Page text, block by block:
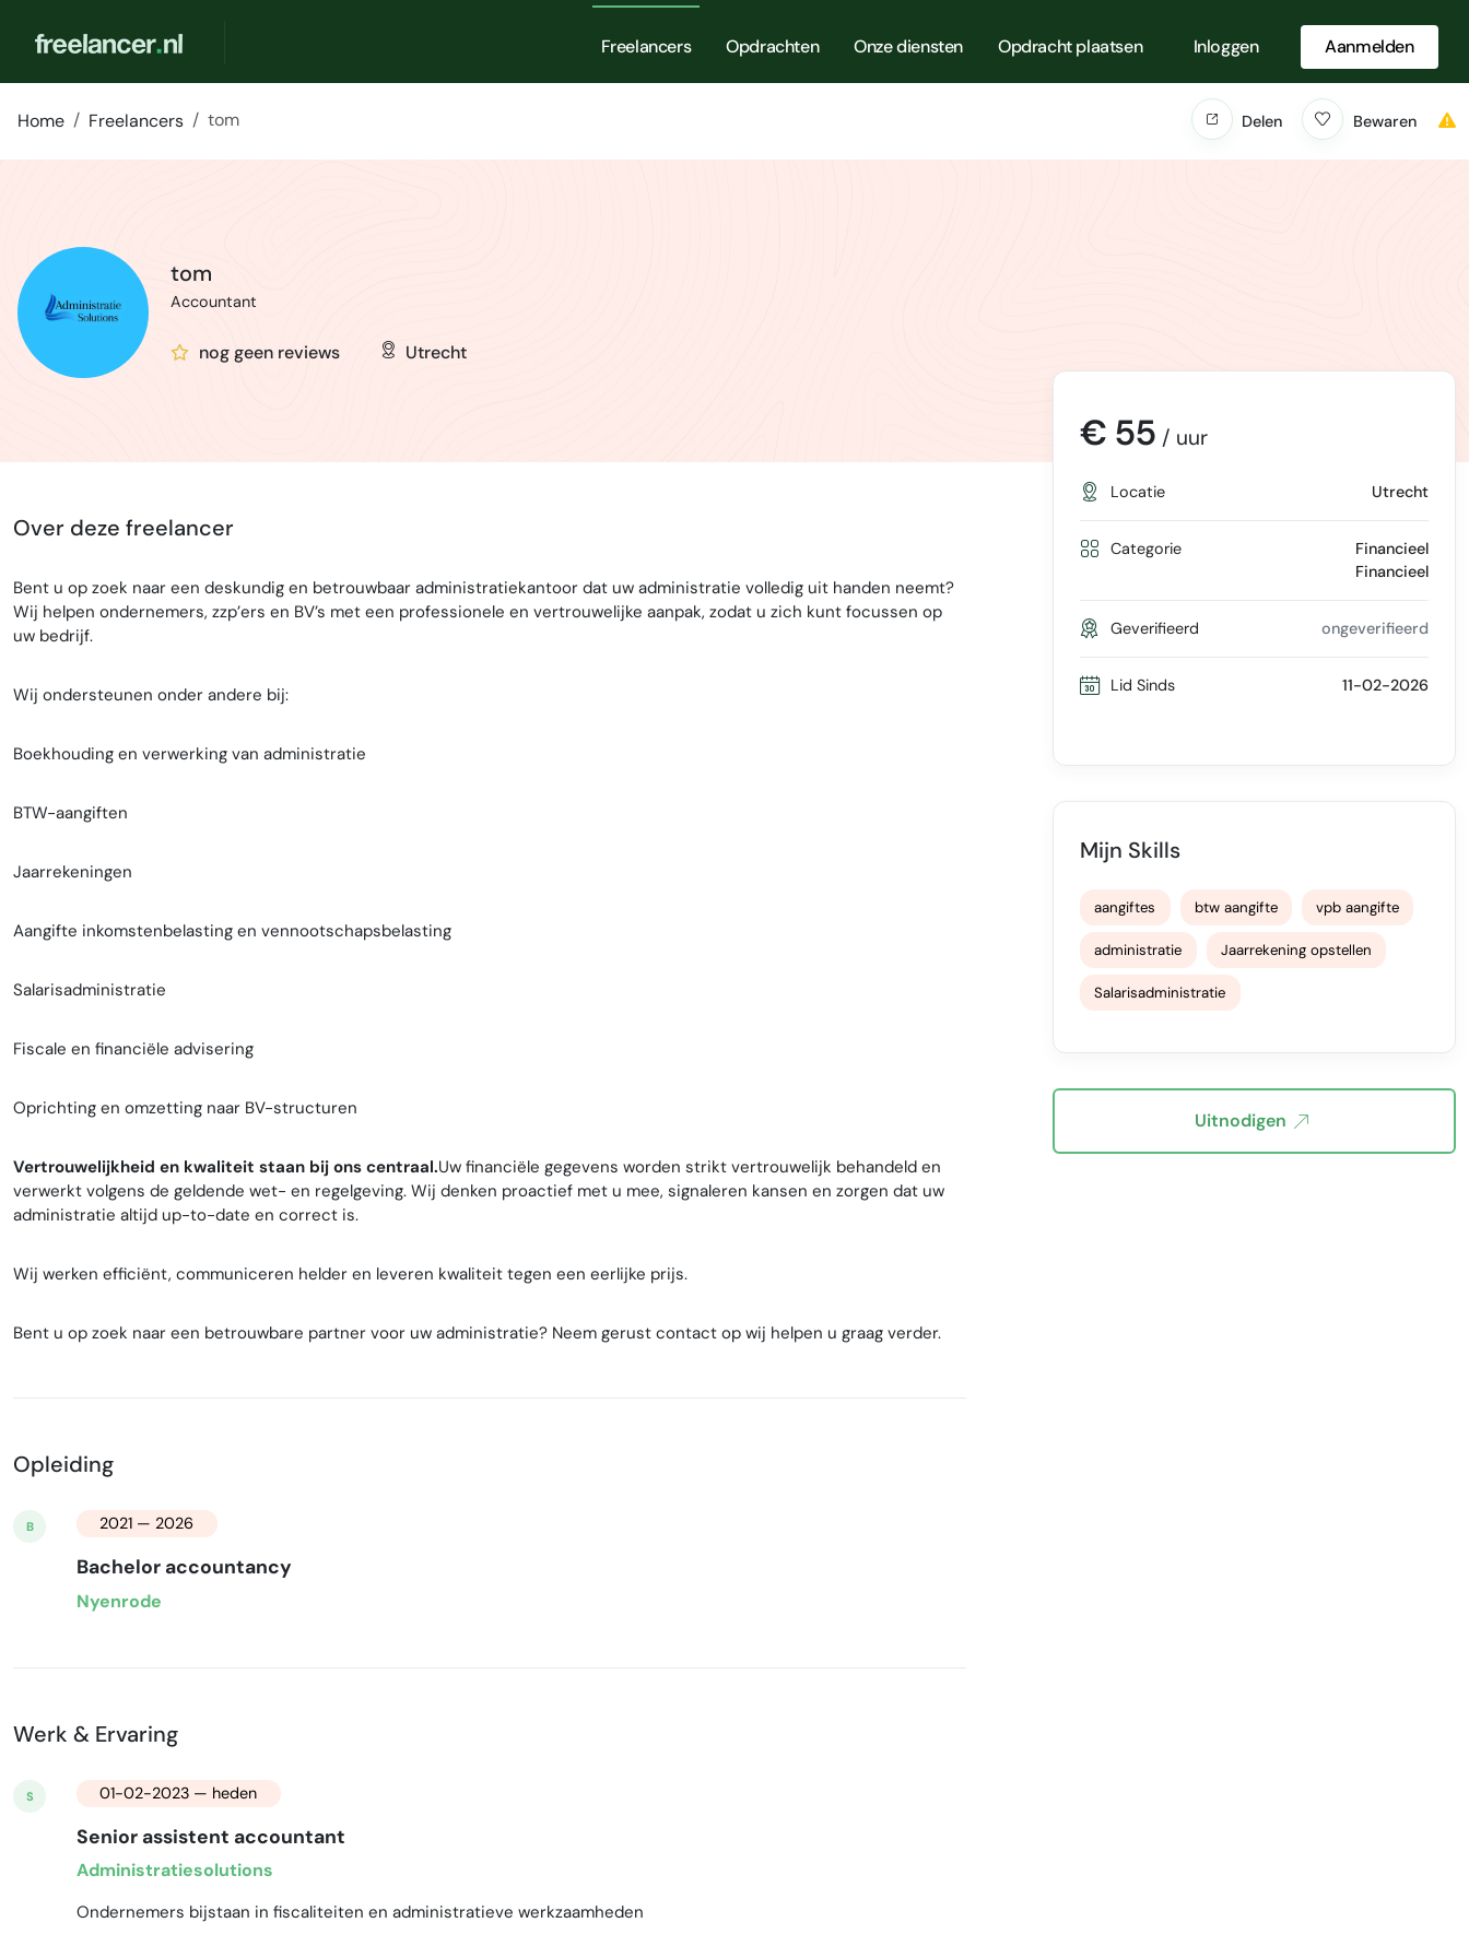
Freelancers Opdrachten Onze diensten Opdracht plaatsen Inloggen Aanmelden
Home Freelancers tom Delen Bewaren
tom
Accountant
nog geen reviews Utrecht
Over deze freelancer
Bent u op zoek naar een deskundig en betrouwbaar administratiekantoor dat uw administratie volledig uit handen neemt?
Wij helpen ondernemers, zzp’ers en BV’s met een professionele en vertrouwelijke aanpak, zodat u zich kunt focussen op
uw bedrijf.
Wij ondersteunen onder andere bij:
Boekhouding en verwerking van administratie
BTW-aangiften
Jaarrekeningen
Aangifte inkomstenbelasting en vennootschapsbelasting
Salarisadministratie
Fiscale en financiële advisering
Oprichting en omzetting naar BV-structuren
Vertrouwelijkheid en kwaliteit staan bij ons centraal.Uw financiële gegevens worden strikt vertrouwelijk behandeld en
verwerkt volgens de geldende wet- en regelgeving. Wij denken proactief met u mee, signaleren kansen en zorgen dat uw
administratie altijd up-to-date en correct is.
Wij werken efficiënt, communiceren helder en leveren kwaliteit tegen een eerlijke prijs.
Bent u op zoek naar een betrouwbare partner voor uw administratie? Neem gerust contact op wij helpen u graag verder.
Opleiding
B 2021 — 2026
Bachelor accountancy
Nyenrode
Werk & Ervaring
S 01-02-2023 — heden
Senior assistent accountant
Administratiesolutions
Ondernemers bijstaan in fiscaliteiten en administratieve werkzaamheden
€ 55 / uur
Locatie Utrecht
Categorie
Financieel
Financieel
Geverifieerd ongeverifieerd
Lid Sinds 11-02-2026
Mijn Skills
aangiftes btw aangifte vpb aangifte
administratie Jaarrekening opstellen
Salarisadministratie
Uitnodigen